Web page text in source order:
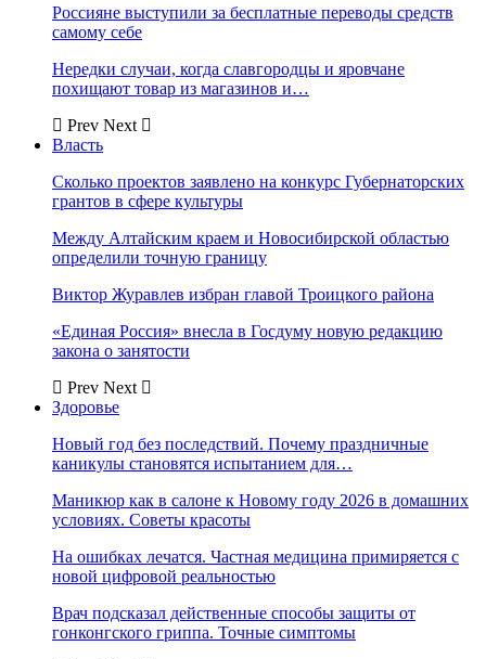
Россияне выступили за бесплатные переводы средств
самому себе
Нередки случаи, когда славгородцы и яровчане
похищают товар из магазинов и…
Prev Next
Власть
Сколько проектов заявлено на конкурс Губернаторских
грантов в сфере культуры
Между Алтайским краем и Новосибирской областью
определили точную границу
Виктор Журавлев избран главой Троицкого района
«Единая Россия» внесла в Госдуму новую редакцию
закона о занятости
Prev Next
Здоровье
Новый год без последствий. Почему праздничные
каникулы становятся испытанием для…
Маникюр как в салоне к Новому году 2026 в домашних
условиях. Советы красоты
На ошибках лечатся. Частная медицина примиряется с
новой цифровой реальностью
Врач подсказал действенные способы защиты от
гонконгского гриппа. Точные симптомы